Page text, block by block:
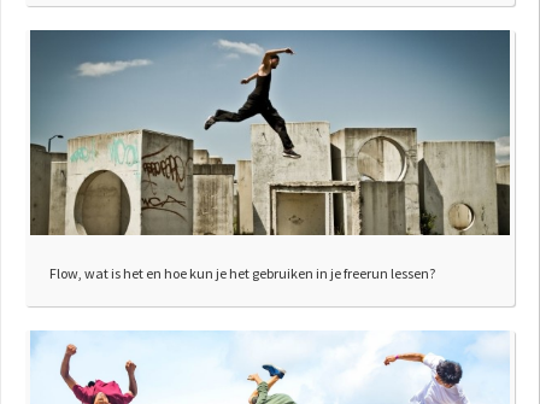
Flow, wat is het en hoe kun je het gebruiken in je freerun lessen?